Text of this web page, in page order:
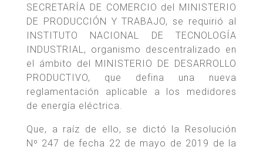
SECRETARÍA DE COMERCIO del MINISTERIO
DE PRODUCCIÓN Y TRABAJO, se requirió al
INSTITUTO NACIONAL DE TECNOLOGÍA
INDUSTRIAL, organismo descentralizado en
el ámbito del MINISTERIO DE DESARROLLO
PRODUCTIVO, que defina una nueva
reglamentación aplicable a los medidores
de energía eléctrica.
Que, a raíz de ello, se dictó la Resolución
Nº 247 de fecha 22 de mayo de 2019 de la